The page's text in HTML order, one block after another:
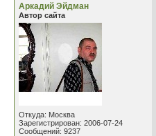
Аркадий Эйдман
Автор сайта
Откуда: Москва
Зарегистрирован: 2006-07-24
Сообщений: 9237